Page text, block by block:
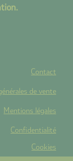
Contact
de vente
Mentions légales
Confidentialité
Cookies